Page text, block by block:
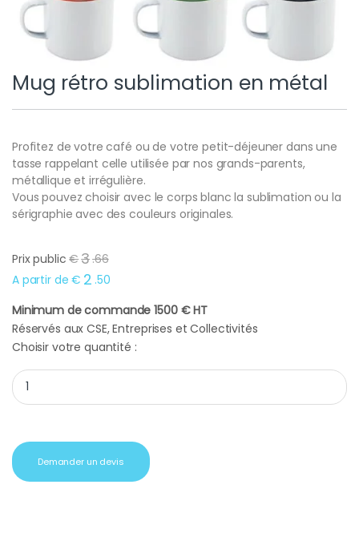
Mug rétro sublimation en métal
Profitez de votre café ou de votre petit-déjeuner dans une
tasse rappelant celle utilisée par nos grands-parents,
métallique et irrégulière.
Vous pouvez choisir avec le corps blanc la sublimation ou la
sérigraphie avec des couleurs originales.
Prix public €3.66
A partir de € 2 .50
Minimum de commande 1500 € HT
Réservés aux CSE, Entreprises et Collectivités
Choisir votre quantité :
Mug rétro sublimation en métal quantity
Demander un devis